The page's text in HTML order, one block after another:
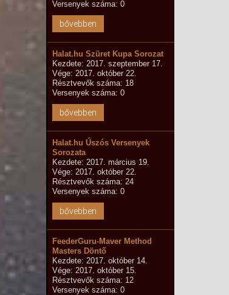
Versenyek száma: 0
bővebben
Halat.hu Szüret Kupa Sorozat
Kezdete: 2017. szeptember 17.
Vége: 2017. október 22.
Résztvevők száma: 18
Versenyek száma: 0
bővebben
Halat.hu Úszós Versenyek
Sorozata
Kezdete: 2017. március 19.
Vége: 2017. október 22.
Résztvevők száma: 24
Versenyek száma: 0
bővebben
FeederGuru-Maver Method
Masters Döntő
Kezdete: 2017. október 14.
Vége: 2017. október 15.
Résztvevők száma: 12
Versenyek száma: 0